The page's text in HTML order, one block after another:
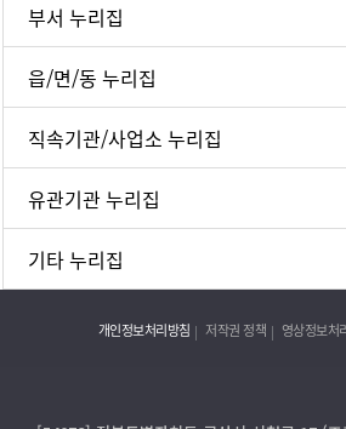
부서 누리집
읍/면/동 누리집
직속기관/사업소 누리집
유관기관 누리집
기타 누리집
개인정보처리방침 저작권 정책 영상정보처